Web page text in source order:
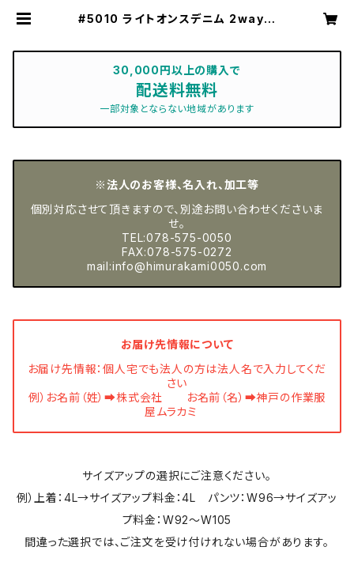
#5010 ライトオンスデニム 2wayス
作業服屋 ムラカミ【公式オンラインシ
ョップ】
30,000円以上の購入で
配送料無料
一部対象とならない地域があります
※法人のお客様、名入れ、加工等
個別対応させて頂きますので、別途お問い合わせくださいま
せ。
TEL:078-575-0050
FAX:078-575-0272
mail:info@himurakami0050.com
お届け先情報について
お届け先情報：個人宅でも法人の方は法人名で入力してくだ
さい
例）お名前（姓）➡株式会社 お名前（名）➡神戸の作業服
屋ムラカミ
サイズアップの選択にご注意ください。
例）上着：4L→サイズアップ料金：4L パンツ：W96→サイズアッ
プ料金：W92～W105
間違った選択では、ご注文を受け付けれない場合があります。